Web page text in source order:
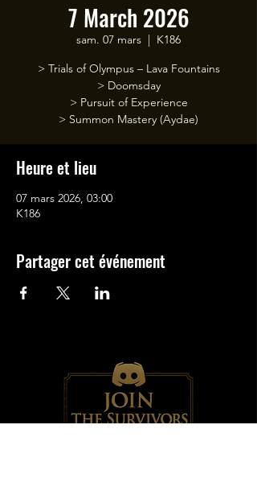
7 March 2026
sam. 07 mars
  |
K186
> Trials of Olympus – Lava Fountains
> Doomsday
> Pursuit of Experience
> Summon Mastery (Aydae)
Heure et lieu
07 mars 2026, 03:00
K186
Partager cet événement